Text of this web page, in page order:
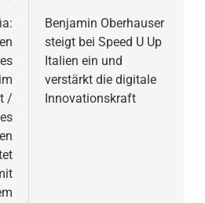
/
Benjamin Oberhauser
steigt bei Speed U Up
Italien ein und
verstärkt die digitale
Innovationskraft